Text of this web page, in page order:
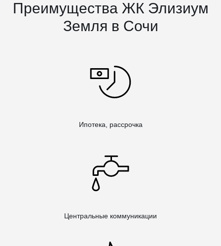
Преимущества ЖК Элизиум
Земля в Сочи
Ипотека, рассрочка
Центральные коммуникации